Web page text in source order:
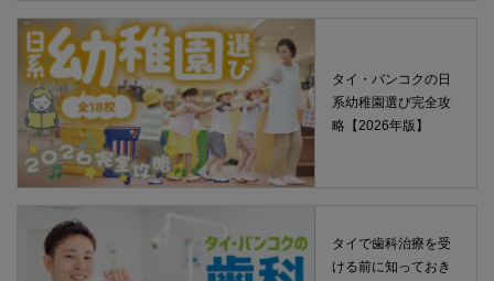
タイ・バンコクの日
系幼稚園選び完全攻
略【2026年版】
タイで歯科治療を受
ける前に知っておき